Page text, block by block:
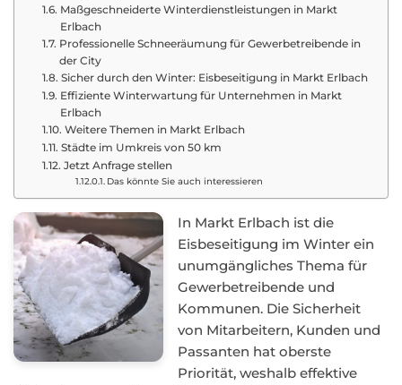
Maßgeschneiderte Winterdienstleistungen in Markt
Erlbach
Professionelle Schneeräumung für Gewerbetreibende in
der City
Sicher durch den Winter: Eisbeseitigung in Markt Erlbach
Effiziente Winterwartung für Unternehmen in Markt
Erlbach
Weitere Themen in Markt Erlbach
Städte im Umkreis von 50 km
Jetzt Anfrage stellen
Das könnte Sie auch interessieren
In Markt Erlbach ist die
Eisbeseitigung im Winter ein
unumgängliches Thema für
Gewerbetreibende und
Kommunen. Die Sicherheit
von Mitarbeitern, Kunden und
Passanten hat oberste
Priorität, weshalb effektive